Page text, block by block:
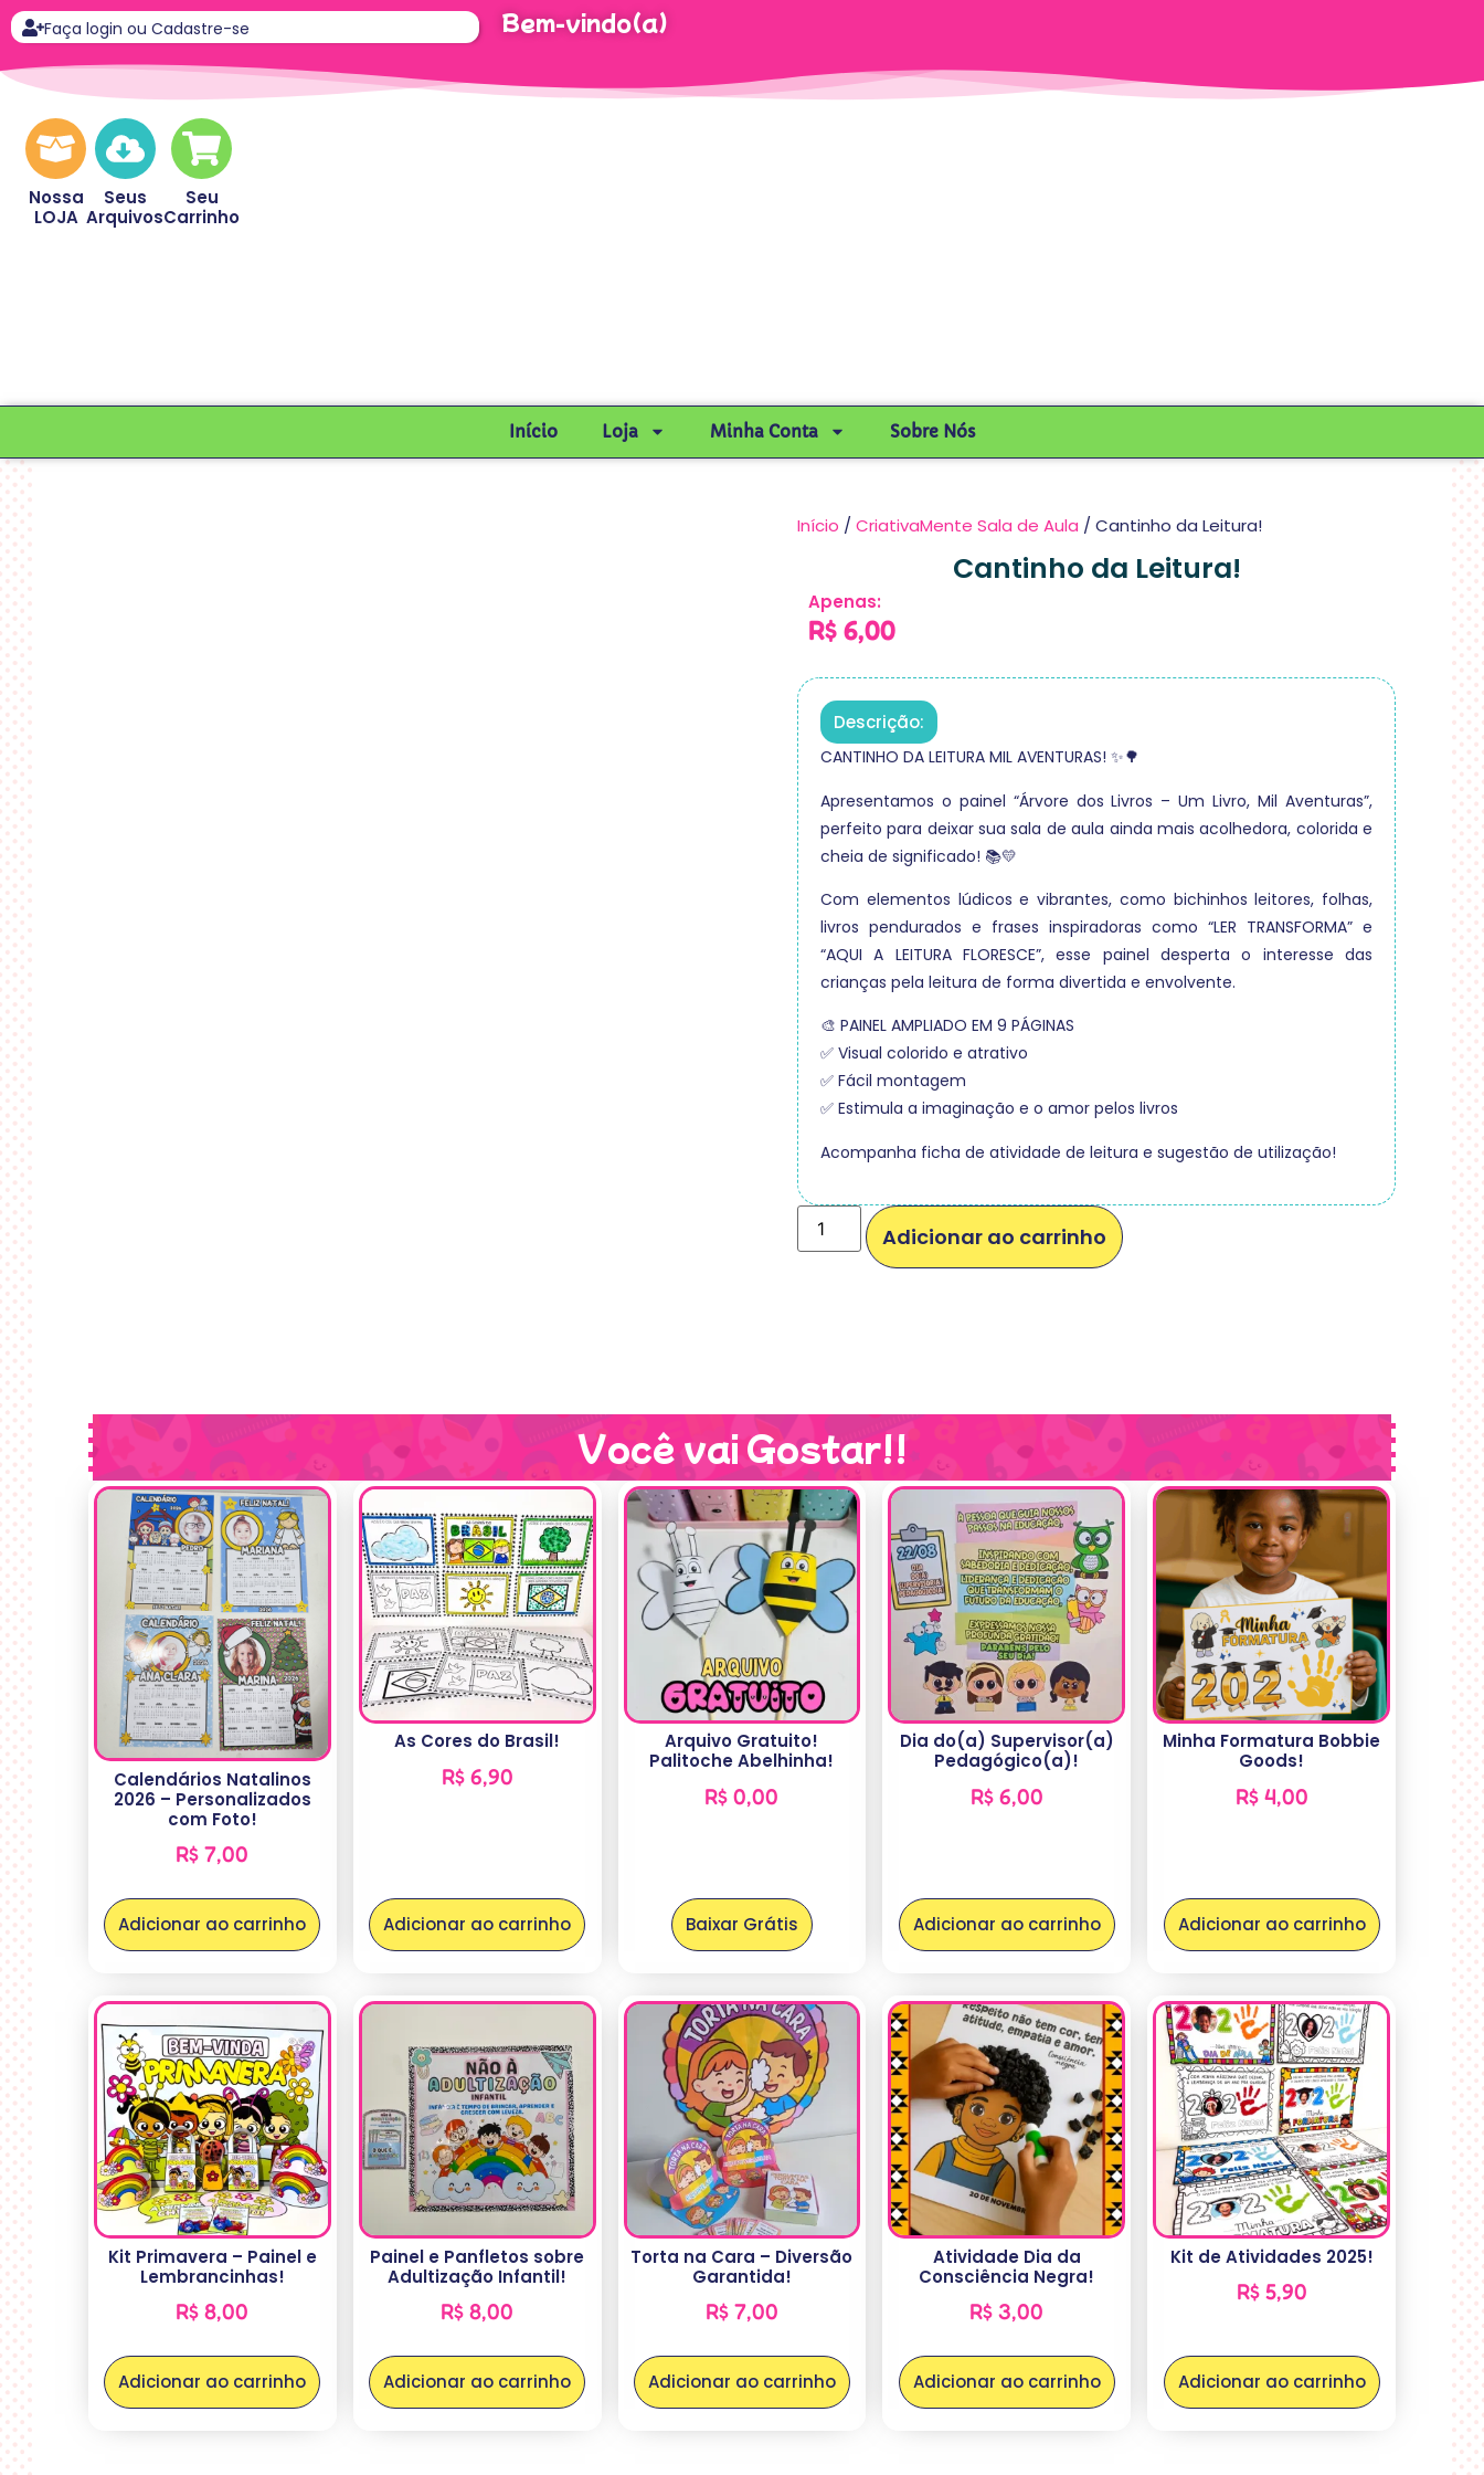
Faça login ou Cadastre-se Bem-vindo(a)
Nossa
LOJA
Seus
Arquivos
Seu
Carrinho
Início Loja Minha Conta Sobre Nós
Início /CriativaMente Sala de Aula / Cantinho da Leitura!
Cantinho da Leitura!
Apenas:
R$ 6,00
Descrição:
CANTINHO DA LEITURA MIL AVENTURAS! ✨🌳
Apresentamos o painel “Árvore dos Livros – Um Livro, Mil Aventuras”,
perfeito para deixar sua sala de aula ainda mais acolhedora, colorida e
cheia de significado! 📚💛
Com elementos lúdicos e vibrantes, como bichinhos leitores, folhas,
livros pendurados e frases inspiradoras como “LER TRANSFORMA” e
“AQUI A LEITURA FLORESCE”, esse painel desperta o interesse das
crianças pela leitura de forma divertida e envolvente.
🎨 PAINEL AMPLIADO EM 9 PÁGINAS
✅ Visual colorido e atrativo
✅ Fácil montagem
✅ Estimula a imaginação e o amor pelos livros
Acompanha ficha de atividade de leitura e sugestão de utilização!
Adicionar ao carrinho
Você vai Gostar!!
Calendários Natalinos
2026 – Personalizados
com Foto!
R$ 7,00
Adicionar ao carrinho
As Cores do Brasil!
R$6,90
Adicionar ao carrinho
Arquivo Gratuito!
Palitoche Abelhinha!
R$ 0,00
Baixar Grátis
Dia do(a) Supervisor(a)
Pedagógico(a)!
R$6,00
Adicionar ao carrinho
Minha Formatura Bobbie
Goods!
R$4,00
Adicionar ao carrinho
Kit Primavera – Painel e
Lembrancinhas!
R$ 8,00
Adicionar ao carrinho
Painel e Panfletos sobre
Adultização Infantil!
R$ 8,00
Adicionar ao carrinho
Torta na Cara – Diversão
Garantida!
R$7,00
Adicionar ao carrinho
Atividade Dia da
Consciência Negra!
R$ 3,00
Adicionar ao carrinho
Kit de Atividades 2025!
R$5,90
Adicionar ao carrinho